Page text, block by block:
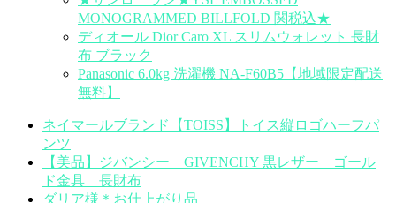
MONOGRAMMED BILLFOLD 関税込★
ディオール Dior Caro XL スリムウォレット 長財
布 ブラック
Panasonic 6.0kg 洗濯機 NA-F60B5【地域限定配送
無料】
ネイマールブランド【TOISS】トイス縦ロゴハーフパ
ンツ
【美品】ジバンシー GIVENCHY 黒レザー ゴール
ド金具 長財布
ダリア様＊お仕上がり品